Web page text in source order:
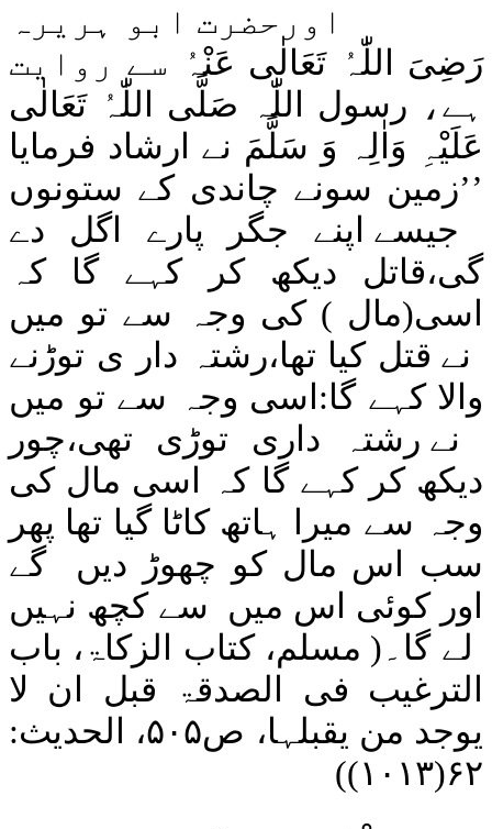
اورحضرت ابو ہریرہ
رَضِیَ اللّٰہُ تَعَالٰی عَنْہُ
سے روایت
ہے، رسول اللّٰہ
صَلَّی اللّٰہُ تَعَالٰی
عَلَیْہِ وَاٰلِہ وَ سَلَّمَ نے ارشاد فرمایا
’’زمین سونے چاندی کے ستونوں
جیسے اپنے جگر پارے اگل دے
گی،قاتل دیکھ کر کہے گا کہ
اسی(مال )کی وجہ سے تو میں
نے قتل کیا تھا،رشتہ دار ی توڑنے
والا کہے گا:اسی وجہ سے تو میں
نے رشتہ داری توڑی تھی،چور
دیکھ کر کہے گا کہ اسی مال کی
وجہ سے میرا ہاتھ کاٹا گیا تھا پھر
سب اس مال کو چھوڑ دیں
گے
اور کوئی اس میں سے کچھ نہیں
لے گا۔ ( مسلم، کتاب الزکاۃ، باب
الترغیب فی الصدقۃ قبل ان لا
یوجد من یقبلہا، ص۵۰۵، الحدیث:
۶۲(۱۰۱۳)
)